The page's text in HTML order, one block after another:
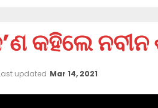
କହିଲେ
updated Mar 14, 2021